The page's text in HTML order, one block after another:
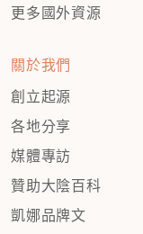
更多國外資源
關於我們
創立起源
各地分享
媒體專訪
贊助大陰百科
凱娜品牌文